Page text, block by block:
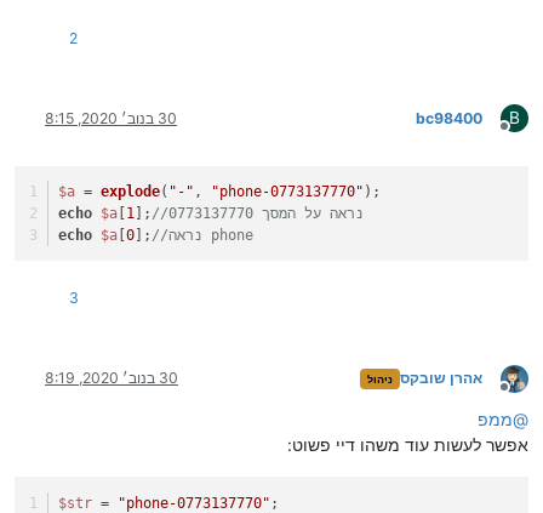
2
B
מנותק
bc98400 30 בנוב׳ 2020, 8:15
$a = explode( "-" , "phone-0773137770" );
echo $a 1 ];
//נראה על המסך 0773137770
echo $a [0 ]; //נראה phone
3
מנותק
אהרן שובקס ניהול 30 בנוב׳ 2020, 8:19
@ממפ
אפשר לעשות עוד משהו דיי פשוט:
$str = "phone-0773137770" ;